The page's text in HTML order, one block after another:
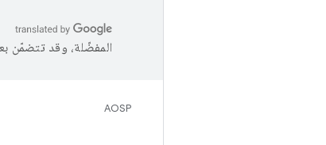
المفضّلة، وقد تتضمّن
AOSP